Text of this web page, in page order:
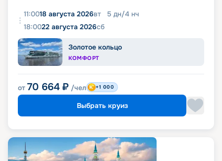
11:0018 августа 2026вт 5 дн/4 нч
18:0022 августа 2026сб
Золотое кольцо
КОМФОРТ
от 70 664 ₽ /чел +1 000
Выбрать круиз